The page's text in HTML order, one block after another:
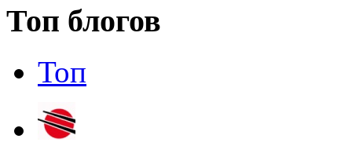
Топ блогов
Топ